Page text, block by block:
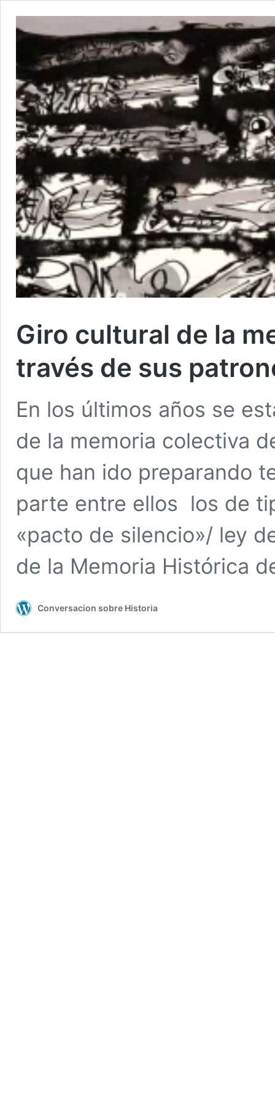
Giro cultural de la
través de sus
En los últimos años se
de la memoria colectiva
que han ido preparando
parte entre ellos los de
«pacto de silencio»/ ley
de la Memoria Histórica
Conversacion sobre Historia